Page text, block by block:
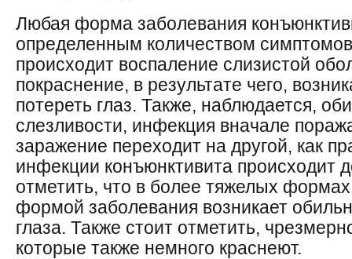
Любая форма заболевания
определенным количеством
происходит воспаление слизистой
покраснение, в результате чего,
потереть глаз. Также, наблюдается,
слезливости, инфекция вначале
заражение переходит на другой, как
инфекции конъюнктивита происходит
отметить, что в более тяжелых
формой заболевания возникает
глаза. Также стоит отметить,
которые также немного краснеют.